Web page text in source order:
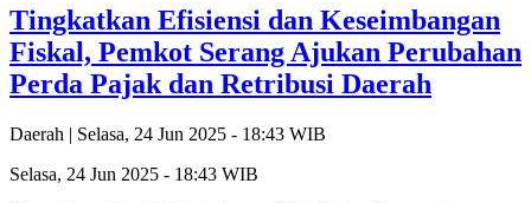
Tingkatkan Efisiensi dan Keseimbangan
Fiskal, Pemkot Serang Ajukan Perubahan
Perda Pajak dan Retribusi Daerah
Daerah | Selasa, 24 Jun 2025 - 18:43 WIB
Selasa, 24 Jun 2025 - 18:43 WIB